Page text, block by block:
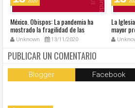
México. Obispos: La pandemia ha
mostrado la fragilidad de las
estructuras del país
Unknown 13/11/2020
La
mayor
sobre
PUBLICAR UN COMENTARIO
Blogger Facebook